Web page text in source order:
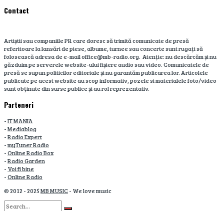
Contact
Artiștii sau companiile PR care doresc să trimită comunicate de presă
referitoare la lansări de piese, albume, turnee sau concerte sunt rugați să
folosească adresa de e-mail office@mb-radio.org. Atenție: nu descărcăm și nu
găzduim pe serverele website-ului fișiere audio sau video. Comunicatele de
presă se supun politicilor editoriale și nu garantăm publicarea lor. Articolele
publicate pe acest website au scop informativ, pozele si materialele foto/video
sunt obținute din surse publice și au rol reprezentativ.
Parteneri
-IT MANIA
-Mediablog
-Radio Expert
-myTuner Radio
-Online Radio Box
-Radio Garden
- Voi fi bine
-Online Radio
© 2012 - 2025MB MUSIC- We love music